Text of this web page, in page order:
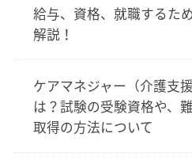
給与、資格、就職するた
解説！
ケアマネジャー（介護支
は？試験の受験資格や、
取得の方法について